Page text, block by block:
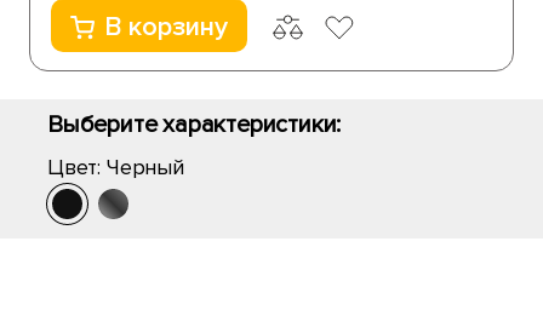
В корзину
Выберите характеристики:
Цвет: Черный